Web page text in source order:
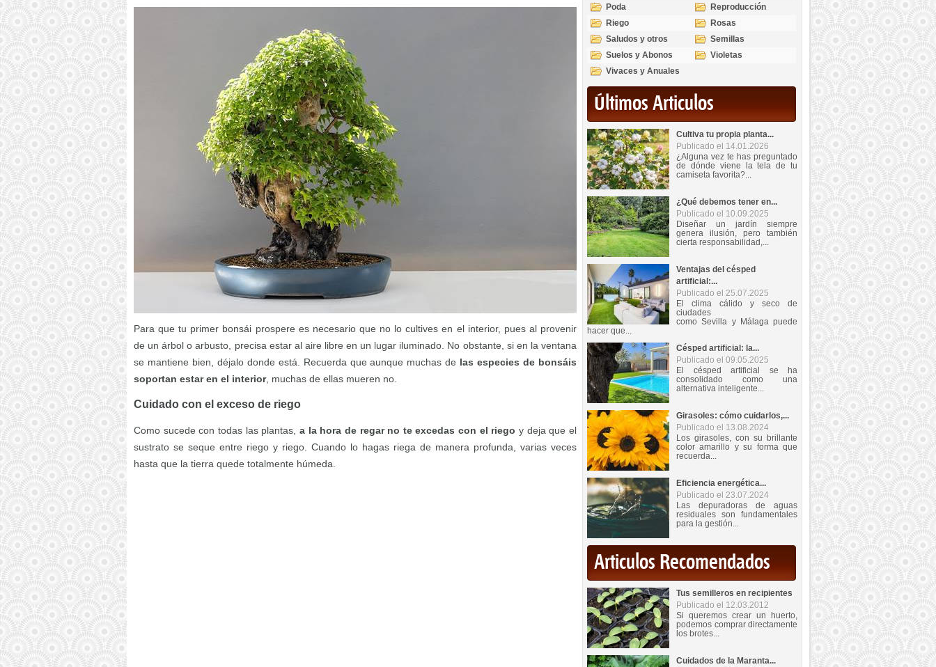
Para que tu primer bonsái prospere es necesario que no lo cultives en el interior, pues al provenir
de un árbol o arbusto, precisa estar al aire libre en un lugar iluminado. No obstante, si en la ventana
se mantiene bien, déjalo donde está. Recuerda que aunque muchas de las especies de bonsáis
soportan estar en el interior, muchas de ellas mueren no.
Cuidado con el exceso de riego
Como sucede con todas las plantas, a la hora de regar no te excedas con el riego y deja que el
sustrato se seque entre riego y riego. Cuando lo hagas riega de manera profunda, varias veces
hasta que la tierra quede totalmente húmeda.
Poda
Reproducción
Riego
Rosas
Saludos y otros
temas
Semillas
Suelos y Abonos
Violetas
Vivaces y Anuales
Últimos Articulos
Cultiva tu propia planta...
Publicado el 14.01.2026
¿Alguna vez te has preguntado
de dónde viene la tela de tu
camiseta favorita?...
¿Qué debemos tener en...
Publicado el 10.09.2025
Diseñar un jardín siempre
genera ilusión, pero también
cierta responsabilidad,...
Ventajas del césped
artificial:...
Publicado el 25.07.2025
El clima cálido y seco de
ciudades
como Sevilla y Málaga puede
hacer que...
Césped artificial: la...
Publicado el 09.05.2025
El césped artificial se ha
consolidado como una
alternativa inteligente...
Girasoles: cómo cuidarlos,...
Publicado el 13.08.2024
Los girasoles, con su brillante
color amarillo y su forma que
recuerda...
Eficiencia energética...
Publicado el 23.07.2024
Las depuradoras de aguas
residuales son fundamentales
para la gestión...
Articulos Recomendados
Tus semilleros en recipientes
Publicado el 12.03.2012
Si queremos crear un huerto,
podemos comprar directamente
los brotes...
Cuidados de la Maranta...